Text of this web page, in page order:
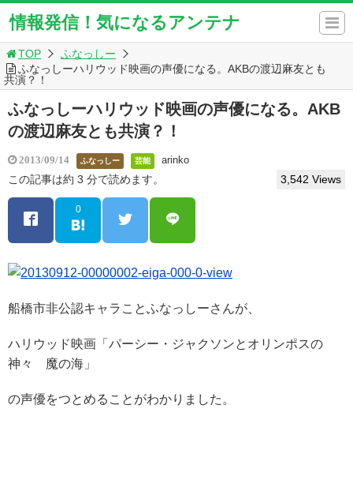
情報発信！気になるアンテナ
TOP
ふなっしー
ふなっしーハリウッド映画の声優になる。AKBの渡辺麻友とも
共演？！
ふなっしーハリウッド映画の声優になる。AKB
の渡辺麻友とも共演？！
2013/09/14 ふなっしー 芸能 arinko
この記事は約 3 分で読めます。 3,542 Views
0
船橋市非公認キャラことふなっしーさんが、
ハリウッド映画「パーシー・ジャクソンとオリンポスの
神々 魔の海」
の声優をつとめることがわかりました。